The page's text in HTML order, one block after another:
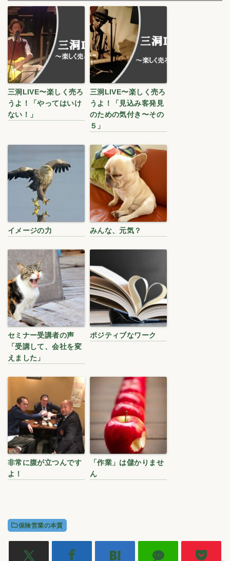
三洞LIVE〜楽しく売ろ
うよ！「やってはいけ
ない！」
三洞LIVE〜楽しく売ろ
うよ！「見込み客発見
のための気付き〜その
５」
イメージの力 みんな、元気？
セミナー受講者の声
「受講して、会社を変
えました」
ポジティブなワーク
非常に腹が立つんです
よ！
「作業」は儲かりませ
ん
保険営業の本質